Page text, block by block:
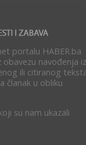
portalu HABER.ba
navođenja
ili citiranog
članak u obliku
su nam ukazali